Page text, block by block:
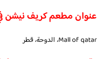
عنوان مطعم كريف نيشن
Mall of qatar، الدوحة، قطر